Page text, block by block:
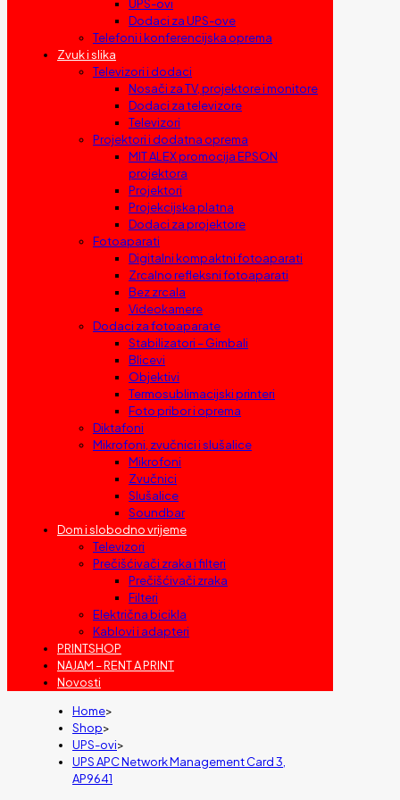
UPS-ovi
Dodaci za UPS-ove
Telefoni i konferencijska oprema
Zvuk i slika
Televizori i dodaci
Nosači za TV, projektore i monitore
Dodaci za televizore
Televizori
Projektori i dodatna oprema
MIT ALEX promocija EPSON
projektora
Projektori
Projekcijska platna
Dodaci za projektore
Fotoaparati
Digitalni kompaktni fotoaparati
Zrcalno refleksni fotoaparati
Bez zrcala
Videokamere
Dodaci za fotoaparate
Stabilizatori – Gimbali
Blicevi
Objektivi
Termosublimacijski printeri
Foto pribor i oprema
Diktafoni
Mikrofoni, zvučnici i slušalice
Mikrofoni
Zvučnici
Slušalice
Soundbar
Dom i slobodno vrijeme
Televizori
Prečišćivači zraka i filteri
Prečišćivači zraka
Filteri
Električna bicikla
Kablovi i adapteri
PRINTSHOP
NAJAM – RENT A PRINT
Novosti
Home>
Shop>
UPS-ovi>
UPS APC Network Management Card 3,
AP9641